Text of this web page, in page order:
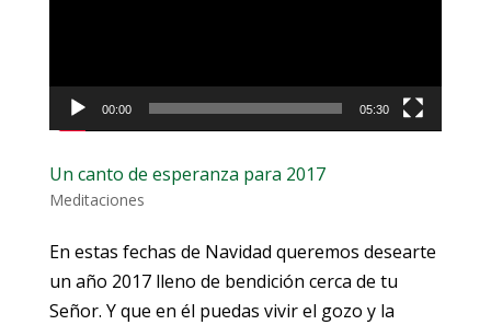
00:00 05:30
Un canto de esperanza para 2017
Meditaciones
En estas fechas de Navidad queremos desearte
un año 2017 lleno de bendición cerca de tu
Señor. Y que en él puedas vivir el gozo y la